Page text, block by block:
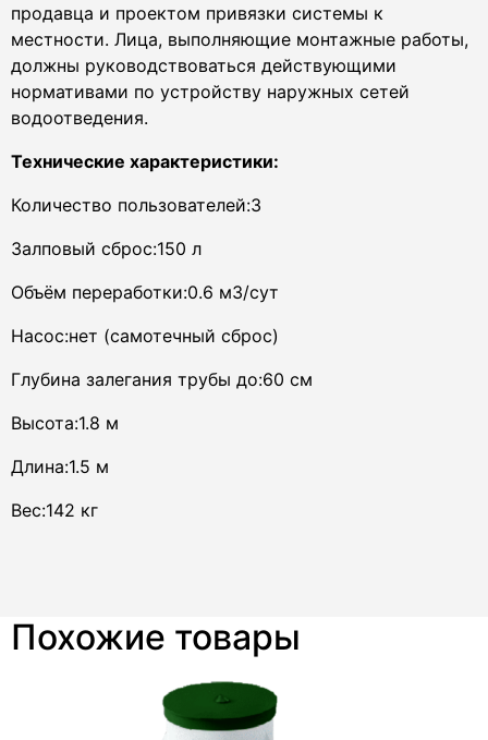
продавца и проектом привязки системы к
местности. Лица, выполняющие монтажные работы,
должны руководствоваться действующими
нормативами по устройству наружных сетей
водоотведения.
Технические характеристики:
Количество пользователей:3
Залповый сброс:150 л
Объём переработки:0.6 м3/сут
Насос:нет (самотечный сброс)
Глубина залегания трубы до:60 см
Высота:1.8 м
Длина:1.5 м
Вес:142 кг
Похожие товары